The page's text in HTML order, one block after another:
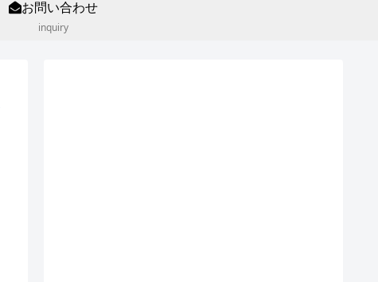
お問い合わせ
inquiry